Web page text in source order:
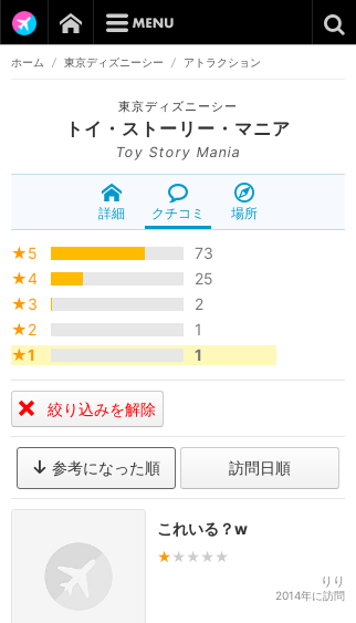
ホーム / 東京ディズニーシー / アトラクション
東京ディズニーシー
トイ・ストーリー・マニア
Toy Story Mania
詳細 クチコミ 場所
★5
73
★4
25
★3
2
★2
1
★1
1
絞り込みを解除
参考になった順 訪問日順
これいる？w
★ ★★★★
りり
2014年に訪問